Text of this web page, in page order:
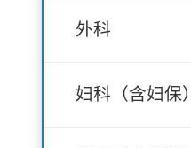
外科
妇科（含妇保）